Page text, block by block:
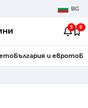
BG
5 0
България и еврото